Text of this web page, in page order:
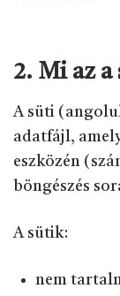
2. Mi az a
A süti
adatfájl,
eszközén
böngészés
A sütik:
nem